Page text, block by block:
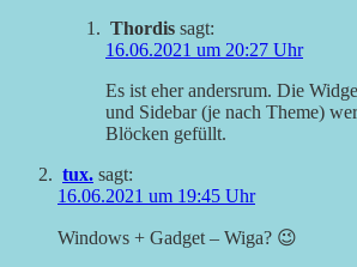
Thordis sagt:
16.06.2021 um 20:27 Uhr
Es ist eher andersrum. Die
und Sidebar (je nach Theme)
Blöcken gefüllt.
tux. sagt:
16.06.2021 um 19:45 Uhr
Windows + Gadget – Wiga? 😉